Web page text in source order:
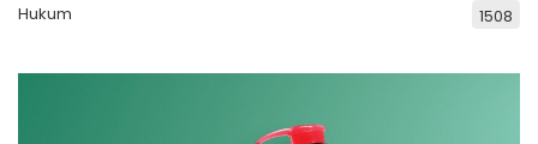
Hukum 1508